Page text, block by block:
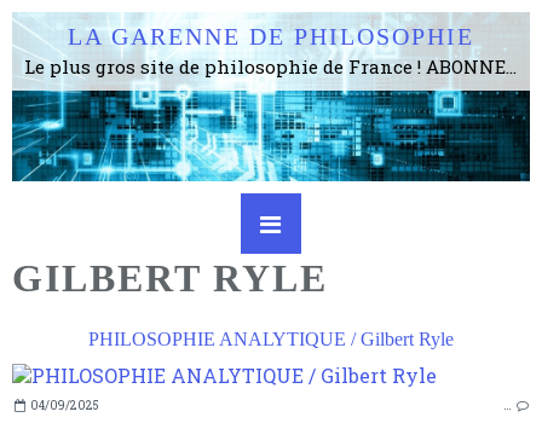
LA GARENNE DE PHILOSOPHIE
Le plus gros site de philosophie de France ! ABONNEZ-VOUS ! 4115 Articles, 1634 abonné·e·s, depuis 2006 . . . . . . . . 2 852 214 pages vues jusqu'à présent. Prestance et être apte à un plus grand nombre de choses.
GILBERT RYLE
PHILOSOPHIE ANALYTIQUE / Gilbert Ryle
04/09/2025 …